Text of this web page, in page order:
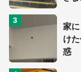
家
け
惑